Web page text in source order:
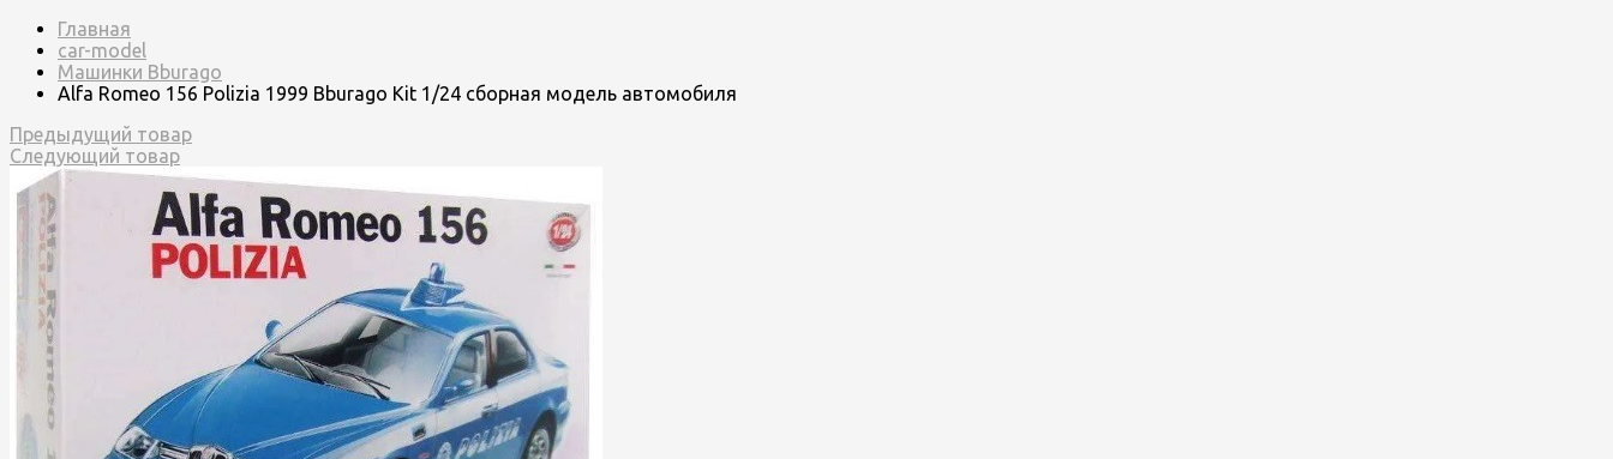
Главная
car-model
Машинки Bburago
Alfa Romeo 156 Polizia 1999 Bburago Kit 1/24 сборная модель автомобиля
Предыдущий товар
Следующий товар